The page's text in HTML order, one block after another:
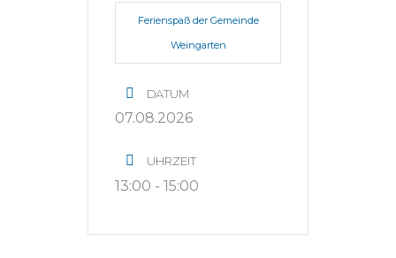
Ferienspaß der Gemeinde
Weingarten
DATUM
07.08.2026
UHRZEIT
13:00 - 15:00